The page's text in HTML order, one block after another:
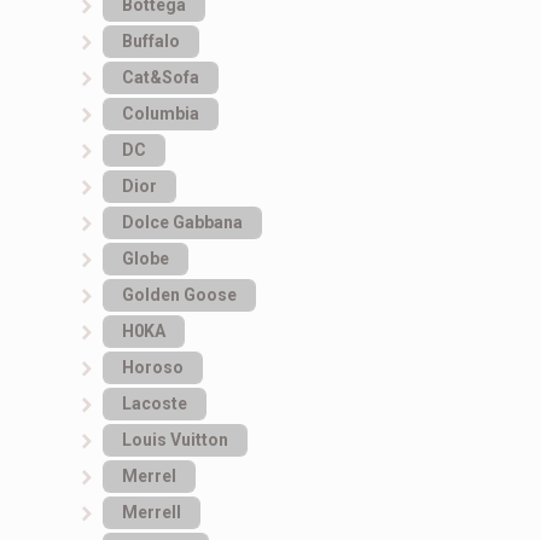
Bottеga
Buffalo
Cat&Sofa
Columbia
DC
Dior
Dolce Gabbana
Globe
Golden Goose
H0KA
Horoso
Lacoste
Louis Vuitton
Merrel
Merrell